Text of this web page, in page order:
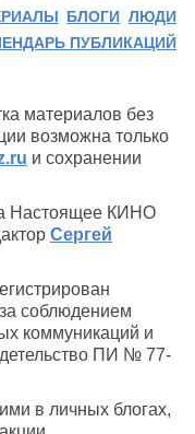
БЛОГИ ЛЮДИ
ПУБЛИКАЦИЙ
материалов без
возможна только
и сохранении
Настоящее КИНО
Сергей
соблюдением
коммуникаций и
ПИ № 77-
в личных блогах,